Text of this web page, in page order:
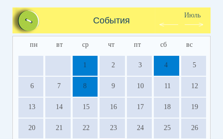
События
Июль
пн вт ср чт пт сб вс
1 2 3 4 5
6 7 8 9 10 11 12
13 14 15 16 17 18 19
20 21 22 23 24 25 26